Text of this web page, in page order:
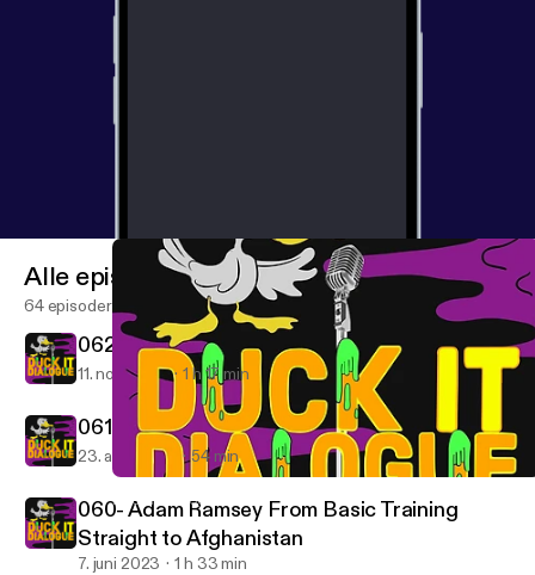
Duck it Dialogue
Alle episoder
64 episoder
062- Daniel Hernandez Raises Chickens
11. nov. 2023 1 h 17 min
061- Jesse Crosson Gets a Second Chance
23. aug. 2023 54 min
060- Adam Ramsey From Basic Training
Straight to Afghanistan
7. juni 2023 1 h 33 min